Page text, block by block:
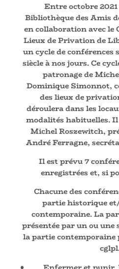
Entre octobre
Bibliothèque des Amis
en collaboration avec le
Lieux de Privation de
un cycle de
siècle à nos jours. Ce
patronage de
Dominique Simonnot,
des lieux de
déroulera dans les
modalités habituelles.
Michel Roszewitch,
André Ferragne,
Il est prévu 7
enregistrées et, si
Chacune des
partie historique
contemporaine. La
présentée par un ou une
la partie contemporaine